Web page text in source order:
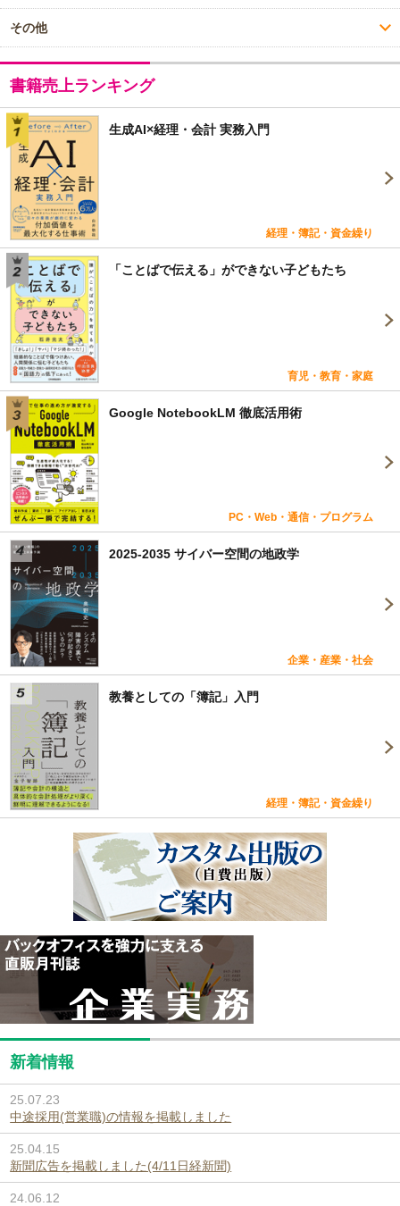
その他
書籍売上ランキング
生成AI×経理・会計 実務入門
経理・簿記・資金繰り
「ことばで伝える」ができない子どもたち
育児・教育・家庭
Google NotebookLM 徹底活用術
PC・Web・通信・プログラム
2025-2035 サイバー空間の地政学
企業・産業・社会
教養としての「簿記」入門
経理・簿記・資金繰り
新着情報
25.07.23
中途採用(営業職)の情報を掲載しました
25.04.15
新聞広告を掲載しました(4/11日経新聞)
24.06.12